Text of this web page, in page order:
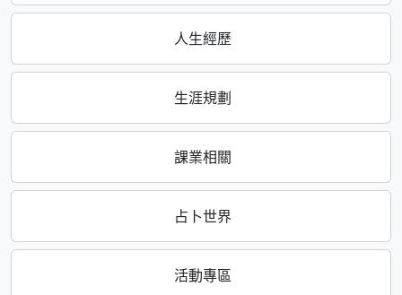
人生經歷
生涯規劃
課業相關
占卜世界
活動專區